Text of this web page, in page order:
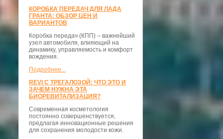
КОРОБКА ПЕРЕДАЧ ДЛЯ ЛАДА
ГРАНТА: ОБЗОР ЦЕН И
ВАРИАНТОВ
Коробка передач (КПП) – важнейший
узел автомобиля, влияющий на
динамику, управляемость и комфорт
вождения.
Подробнее...
REVI С ТРЕГАЛОЗОЙ: ЧТО ЭТО И
ЗАЧЕМ НУЖНА ЭТА
БИОРЕВИТАЛИЗАЦИЯ?
Современная косметология
постоянно совершенствуется,
предлагая инновационные решения
для сохранения молодости кожи.